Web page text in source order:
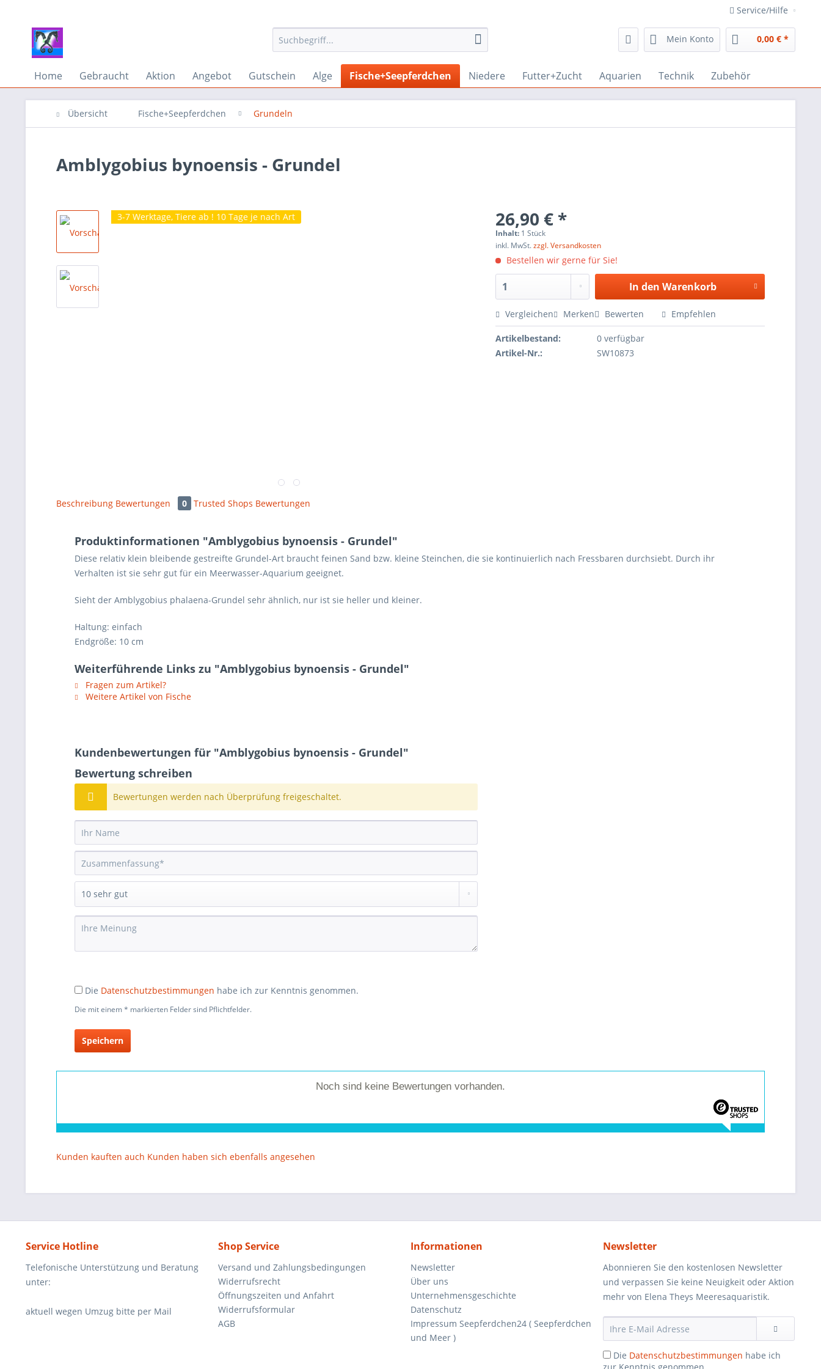
Service/Hilfe
Mein Konto 0,00 € *
Home Gebraucht Aktion Angebot Gutschein Alge Fische+Seepferdchen Niedere Futter+Zucht Aquarien Technik Zubehör
Übersicht Fische+Seepferdchen Grundeln
Amblygobius bynoensis - Grundel
3-7 Werktage, Tiere ab ! 10 Tage je nach Art 26,90 € *
Inhalt: 1 Stück
inkl. MwSt.zzgl. Versandkosten
Bestellen wir gerne für Sie!
In den Warenkorb
Vergleichen Merken Bewerten Empfehlen
Artikelbestand:
0 verfügbar
Artikel-Nr.:
SW10873
Beschreibung Bewertungen 0 Trusted Shops Bewertungen
Produktinformationen "Amblygobius bynoensis - Grundel"
Diese relativ klein bleibende gestreifte Grundel-Art braucht feinen Sand bzw. kleine Steinchen, die sie kontinuierlich nach Fressbaren durchsiebt. Durch ihr
Verhalten ist sie sehr gut für ein Meerwasser-Aquarium geeignet.
Sieht der Amblygobius phalaena-Grundel sehr ähnlich, nur ist sie heller und kleiner.
Haltung: einfach
Endgröße: 10 cm
Weiterführende Links zu "Amblygobius bynoensis - Grundel"
Fragen zum Artikel?
Weitere Artikel von Fische
Kundenbewertungen für "Amblygobius bynoensis - Grundel"
Bewertung schreiben
Bewertungen werden nach Überprüfung freigeschaltet.
Die Datenschutzbestimmungen habe ich zur Kenntnis genommen.
Die mit einem * markierten Felder sind Pflichtfelder.
Speichern
Noch sind keine Bewertungen vorhanden.
Kunden kauften auch Kunden haben sich ebenfalls angesehen
Service Hotline
Telefonische Unterstützung und Beratung
unter:
aktuell wegen Umzug bitte per Mail
Shop Service
Versand und Zahlungsbedingungen
Widerrufsrecht
Öffnungszeiten und Anfahrt
Widerrufsformular
AGB
Informationen
Newsletter
Über uns
Unternehmensgeschichte
Datenschutz
Impressum Seepferdchen24 ( Seepferdchen
und Meer )
Newsletter
Abonnieren Sie den kostenlosen Newsletter
und verpassen Sie keine Neuigkeit oder Aktion
mehr von Elena Theys Meeresaquaristik.
Die Datenschutzbestimmungen habe ich